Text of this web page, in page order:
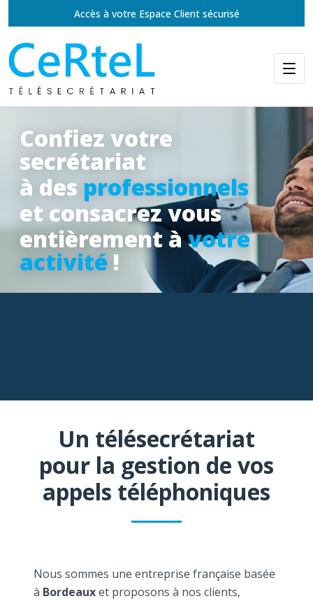
Accès à votre Espace Client sécurisé
Confiez votre
secrétariat
à des professionnels
et consacrez vous
entièrement àvotre
activité !
Un télésecrétariat
pour la gestion de vos
appels téléphoniques
Nous sommes une entreprise française basée
à Bordeauxet proposons à nos clients,